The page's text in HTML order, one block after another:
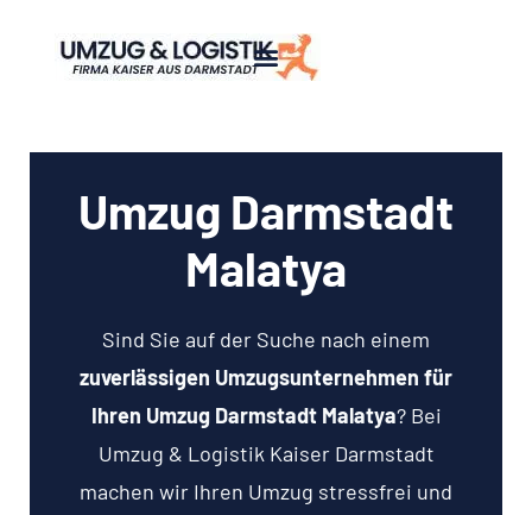
Umzug Darmstadt
Malatya
Sind Sie auf der Suche nach einem
zuverlässigen Umzugsunternehmen für
Ihren Umzug Darmstadt Malatya? Bei
Umzug & Logistik Kaiser Darmstadt
machen wir Ihren Umzug stressfrei und